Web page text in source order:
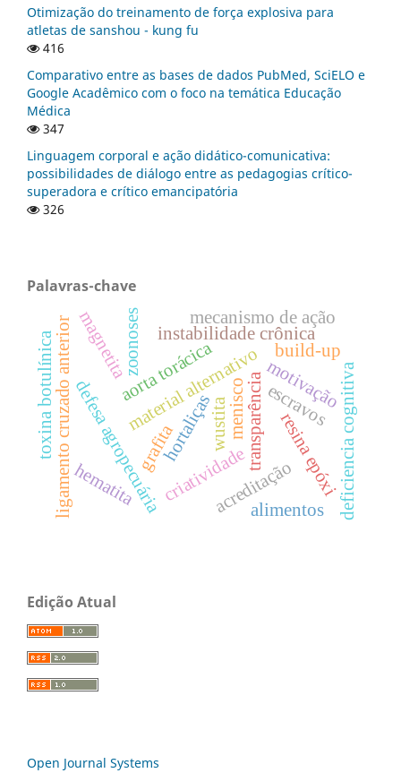
Otimização do treinamento de força explosiva para
atletas de sanshou - kung fu
416
Comparativo entre as bases de dados PubMed, SciELO e
Google Acadêmico com o foco na temática Educação
Médica
347
Linguagem corporal e ação didático-comunicativa:
possibilidades de diálogo entre as pedagogias crítico-
superadora e crítico emancipatória
326
Palavras-chave
transparência
aorta torácica
criatividade
material alternativomotivação
zoonoses
defesa agropecuária deficiencia cognitiva
wustita
instabilidade crônica
ligamento cruzado anterior menisco
acreditação
toxina botulínica
mecanismo de ação
escravos
resina epóxi
hematita
hortaliças
alimentos
build-up
grafita
magnetita
Edição Atual
Open Journal Systems